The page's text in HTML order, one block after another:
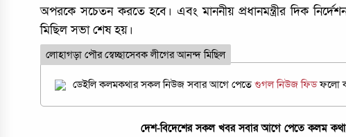
অপরকে সচেতন করতে হবে। এবং মাননীয় প্রধানমন্ত্রীর দিক
মিছিল সভা শেষ হয়।
লোহাগড়া পৌর স্বেচ্ছাসেবক লীগের আনন্দ মিছিল
ডেইলি কলমকথার সকল নিউজ সবার আগে পেতেগুগল নিউজ ফিডফলো
দেশ-বিদেশের সকল খবর সবার আগে পেতে কলম